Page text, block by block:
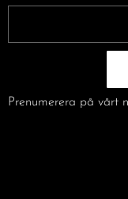
Prenumerera på vårt